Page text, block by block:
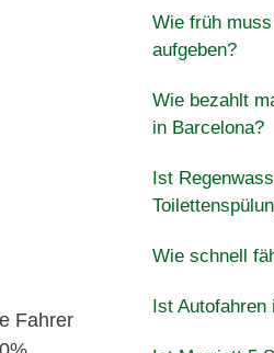
Fahrer
Wie früh
aufgeben?
Wie bezahlt
in Barcelona?
Ist
Wie schnell
Ist Autofahren